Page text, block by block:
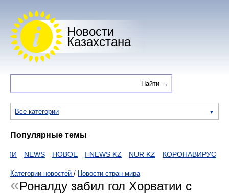
Новости
Казахстана
Все категории
Популярные темы
NEWS НОВОЕ I-NEWS KZ NUR KZ КОРОНАВИРУС
Категории новостей / Новости стран мира
Роналду забил гол Хорватии c